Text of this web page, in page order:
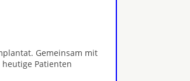
Gemeinsam mit
heutige Patienten